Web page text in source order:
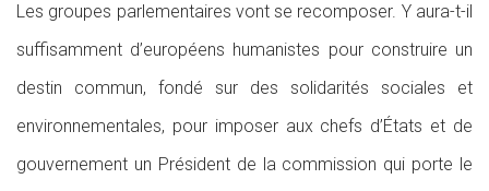
Les groupes parlementaires vont se recomposer. Y aura-t-il
suffisamment d’européens humanistes pour construire un
destin commun, fondé sur des solidarités sociales et
environnementales, pour imposer aux chefs d’États et de
gouvernement un Président de la commission qui porte le